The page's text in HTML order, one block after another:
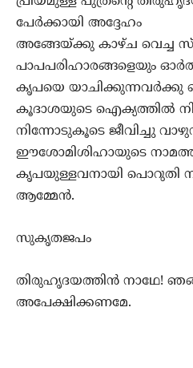
പേര്‍ക്കായി അദ്ദേഹം
അങ്ങേയ്ക്കു കാഴ്ച വെച്ച
പാപപരിഹാരങ്ങളെയും
കൃപയെ യാചിക്കുന്നവര്‍ക്കു
കൂദാശയുടെ ഐക്യത്തില്‍
നിന്നോടുകൂടെ ജീവിച്ചു
ഈശോമിശിഹായുടെ
കൃപയുള്ളവനായി പൊറുതി
ആമ്മേന്‍.
സുകൃതജപം
തിരുഹൃദയത്തിന്‍ നാഥേ!
അപേക്ഷിക്കണമേ.